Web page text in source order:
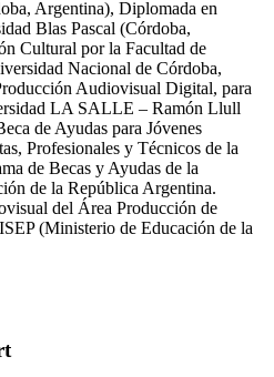
Argentina), Diplomada en
Blas Pascal (Córdoba,
Cultural por la Facultad de
Nacional de Córdoba,
Audiovisual Digital, para
LA SALLE – Ramón Llull
de Ayudas para Jóvenes
Profesionales y Técnicos de la
de Becas y Ayudas de la
de la República Argentina.
del Área Producción de
(Ministerio de Educación de la